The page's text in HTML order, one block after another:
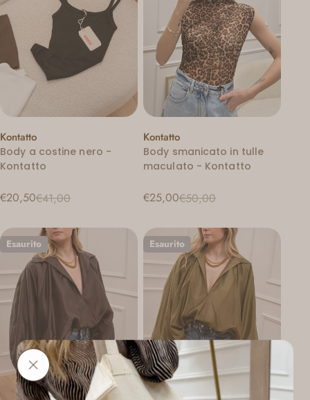
Venditore:
Kontatto
Body a costine nero -
Kontatto
Prezzo
vendita
€20,50
Prezzo €41,00
Venditore:
Kontatto
Body smanicato in tulle
maculato - Kontatto
Prezzo
vendita
€25,00
Prezzo €50,00
Esaurito Esaurito